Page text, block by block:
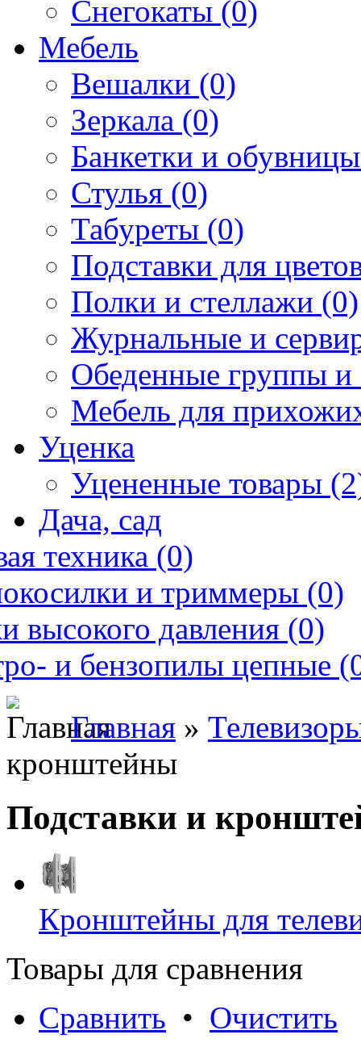
Снегокаты (0)
Мебель
Вешалки (0)
Зеркала (0)
Банкетки и
Стулья (0)
Табуреты (0)
Подставки для
Полки и стеллажи (0)
Журнальные и
Обеденные группы и
Мебель для
Уценка
Уцененные товары
Дача, сад
техника (0)
и триммеры (0)
высокого давления (0)
и бензопилы цепные
Главная »
кронштейны
Подставки и
Кронштейны для
Товары для сравнения
Сравнить • Очистить